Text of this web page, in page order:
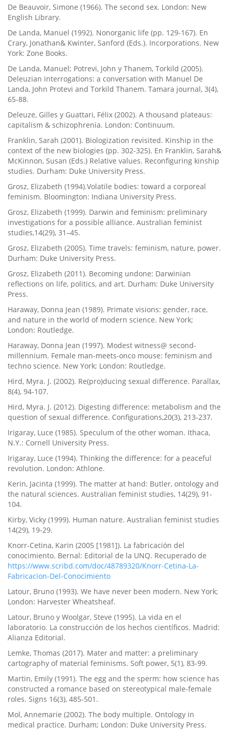
De Beauvoir, Simone (1966). The second sex. London: New
English Library.
De Landa, Manuel (1992). Nonorganic life (pp. 129-167). En
Crary, Jonathan& Kwinter, Sanford (Eds.). Incorporations. New
York: Zone Books.
De Landa, Manuel; Potrevi, John y Thanem, Torkild (2005).
Deleuzian interrogations: a conversation with Manuel De
Landa, John Protevi and Torkild Thanem. Tamara journal, 3(4),
65-88.
Deleuze, Gilles y Guattari, Félix (2002). A thousand plateaus:
capitalism & schizophrenia. London: Continuum.
Franklin, Sarah (2001). Biologization revisited. Kinship in the
context of the new biologies (pp. 302-325). En Franklin, Sarah&
McKinnon, Susan (Eds.) Relative values. Reconfiguring kinship
studies. Durham: Duke University Press.
Grosz, Elizabeth (1994).Volatile bodies: toward a corporeal
feminism. Bloomington: Indiana University Press.
Grosz, Elizabeth (1999). Darwin and feminism: preliminary
investigations for a possible alliance. Australian feminist
studies,14(29), 31–45.
Grosz, Elizabeth (2005). Time travels: feminism, nature, power.
Durham: Duke University Press.
Grosz, Elizabeth (2011). Becoming undone: Darwinian
reflections on life, politics, and art. Durham: Duke University
Press.
Haraway, Donna Jean (1989). Primate visions: gender, race,
and nature in the world of modern science. New York;
London: Routledge.
Haraway, Donna Jean (1997). Modest witness@ second-
millennium. Female man-meets-onco mouse: feminism and
techno science. New York; London: Routledge.
Hird, Myra. J. (2002). Re(pro)ducing sexual difference. Parallax,
8(4), 94-107.
Hird, Myra. J. (2012). Digesting difference: metabolism and the
question of sexual difference. Configurations,20(3), 213-237.
Irigaray, Luce (1985). Speculum of the other woman. Ithaca,
N.Y.: Cornell University Press.
Irigaray, Luce (1994). Thinking the difference: for a peaceful
revolution. London: Athlone.
Kerin, Jacinta (1999). The matter at hand: Butler, ontology and
the natural sciences. Australian feminist studies, 14(29), 91-
104.
Kirby, Vicky (1999). Human nature. Australian feminist studies
14(29), 19-29.
Knorr-Cetina, Karin (2005 [1981]). La fabricación del
conocimiento. Bernal: Editorial de la UNQ. Recuperado de
https://www.scribd.com/doc/48789320/Knorr-Cetina-La-
Fabricacion-Del-Conocimiento
Latour, Bruno (1993). We have never been modern. New York;
London: Harvester Wheatsheaf.
Latour, Bruno y Woolgar, Steve (1995). La vida en el
laboratorio. La construcción de los hechos cientí­ficos. Madrid:
Alianza Editorial.
Lemke, Thomas (2017). Mater and matter: a preliminary
cartography of material feminisms. Soft power, 5(1), 83-99.
Martin, Emily (1991). The egg and the sperm: how science has
constructed a romance based on stereotypical male-female
roles. Signs 16(3), 485-501.
Mol, Annemarie (2002). The body multiple. Ontology in
medical practice. Durham; London: Duke University Press.